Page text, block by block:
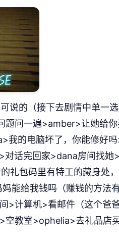
的（接下去剧情中单一
问一遍>amber>让她给
的电脑坏了，你能修好
话完回家>dana房间找她
礼包码里有特工的藏身处
能给我钱吗（赚钱的方法
>计算机>看邮件（这个爸
教室>ophelia>去礼品店